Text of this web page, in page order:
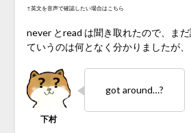
↑英文を音声で確認したい場合はこちら
never とread は聞き取れたので、ま
ていうのは何となく分かりましたが、
got around…?